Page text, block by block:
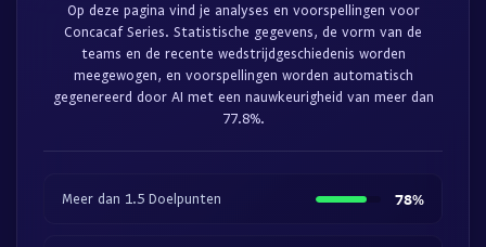
Op deze pagina vind je analyses en voorspellingen voor
Concacaf Series. Statistische gegevens, de vorm van de
teams en de recente wedstrijdgeschiedenis worden
meegewogen, en voorspellingen worden automatisch
gegenereerd door AI met een nauwkeurigheid van meer dan
77.8%.
Meer dan 1.5 Doelpunten 78%